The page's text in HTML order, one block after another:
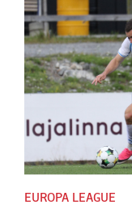
EUROPA LEAGUE